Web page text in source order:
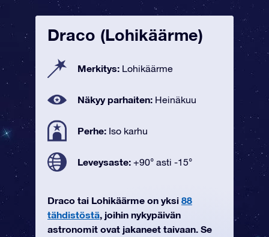
Draco (Lohikäärme)
Merkitys: Lohikäärme
Näkyy parhaiten: Heinäkuu
Perhe: Iso karhu
Leveysaste: +90° asti -15°
Draco tai Lohikäärme on yksi 88
tähdistöstä, joihin nykypäivän
astronomit ovat jakaneet taivaan. Se